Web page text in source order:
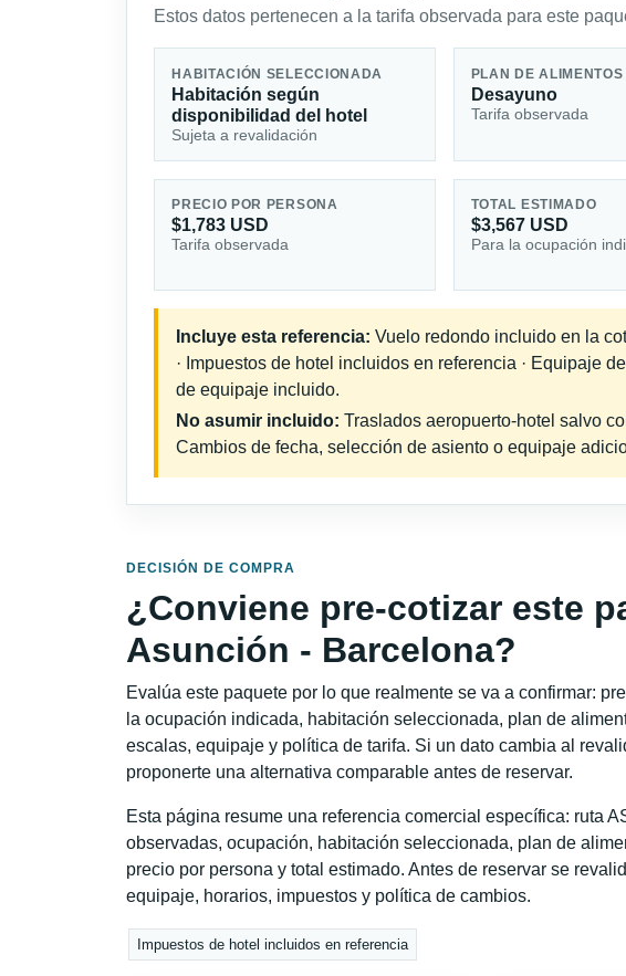
Estos datos pertenecen a la tarifa observada para este
HABITACIÓN SELECCIONADA
Habitación según
disponibilidad del hotel
Sujeta a revalidación
PLAN DE ALIMENTOS
Desayuno
Tarifa observada
PRECIO POR PERSONA
$1,783 USD
Tarifa observada
TOTAL ESTIMADO
$3,567 USD
Para la ocupación
Incluye esta referencia: Vuelo redondo incluido en la
· Impuestos de hotel incluidos en referencia · Equipaje
de equipaje incluido.
No asumir incluido: Traslados aeropuerto-hotel salvo
Cambios de fecha, selección de asiento o equipaje
DECISIÓN DE COMPRA
¿Conviene pre-cotizar este
Asunción - Barcelona?
Evalúa este paquete por lo que realmente se va a confirmar:
la ocupación indicada, habitación seleccionada, plan de
escalas, equipaje y política de tarifa. Si un dato cambia al
proponerte una alternativa comparable antes de reservar.
Esta página resume una referencia comercial específica: ruta
observadas, ocupación, habitación seleccionada, plan de
precio por persona y total estimado. Antes de reservar se
equipaje, horarios, impuestos y política de cambios.
Impuestos de hotel incluidos en referencia